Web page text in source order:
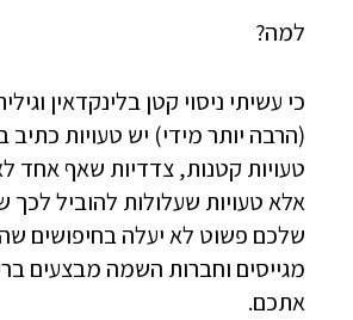
למה?
כי עשיתי ניסוי קטן בלינקדאין
(הרבה יותר מידי) יש טעויות כתיב
טעויות קטנות, צדדיות שאף אחד
אלא טעויות שעלולות להוביל לכך
שלכם פשוט לא יעלה בחיפושים
מגייסים וחברות השמה מבצעים
אתכם.